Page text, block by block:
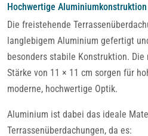
Hochwertige
Die freistehende
langlebigem Aluminium gefertigt
besonders stabile Konstruktion.
Stärke von 11 × 11 cm sorgen für
moderne, hochwertige Optik.
Aluminium ist dabei das ideale
Terrassenüberdachungen, da es: